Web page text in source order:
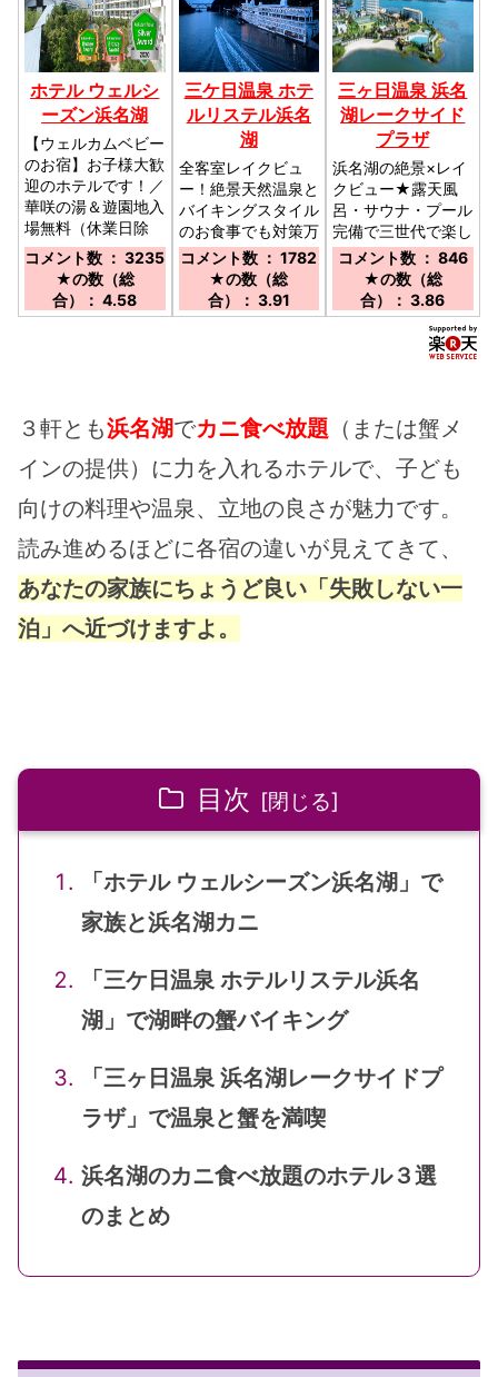
ホテル ウェルシ
ーズン浜名湖
【ウェルカムベビー
のお宿】お子様大歓
迎のホテルです！／
華咲の湯＆遊園地入
場無料（休業日除
く）／■東名高速道
路『舘山寺スマート
IC』より約5分
■JR浜松駅より路
コメント数 ： 3235
★の数（総
合）： 4.58
三ケ日温泉 ホテ
ルリステル浜名
湖
全客室レイクビュ
ー！絶景天然温泉と
バイキングスタイル
のお食事でも対策万
全！安心安全♪アク
セス抜群！／東名高
速道路三ヶ日ICより
自動車にて約10分
コメント数 ： 1782
★の数（総
合）： 3.91
三ヶ日温泉 浜名
湖レークサイド
プラザ
浜名湖の絶景×レイ
クビュー★露天風
呂・サウナ・プール
完備で三世代で楽し
める総合リゾート／
★東名高速『三ヶ
日IC』より10分★
無料大駐車場完備！
／JR東海道線「新
所原駅」→天浜線
コメント数 ： 846
★の数（総
合）： 3.86
３軒とも浜名湖でカニ食べ放題 （または蟹メ
インの提供）に力を入れるホテルで、子ども
向けの料理や温泉、立地の良さが魅力です。
読み進めるほどに各宿の違いが見えてきて、
あなたの家族にちょうど良い「失敗しない一
泊」へ近づけますよ。
目次
「ホテル ウェルシーズン浜名湖」で
家族と浜名湖カニ
「三ケ日温泉 ホテルリステル浜名
湖」で湖畔の蟹バイキング
「三ヶ日温泉 浜名湖レークサイドプ
ラザ」で温泉と蟹を満喫
浜名湖のカニ食べ放題のホテル３選
のまとめ